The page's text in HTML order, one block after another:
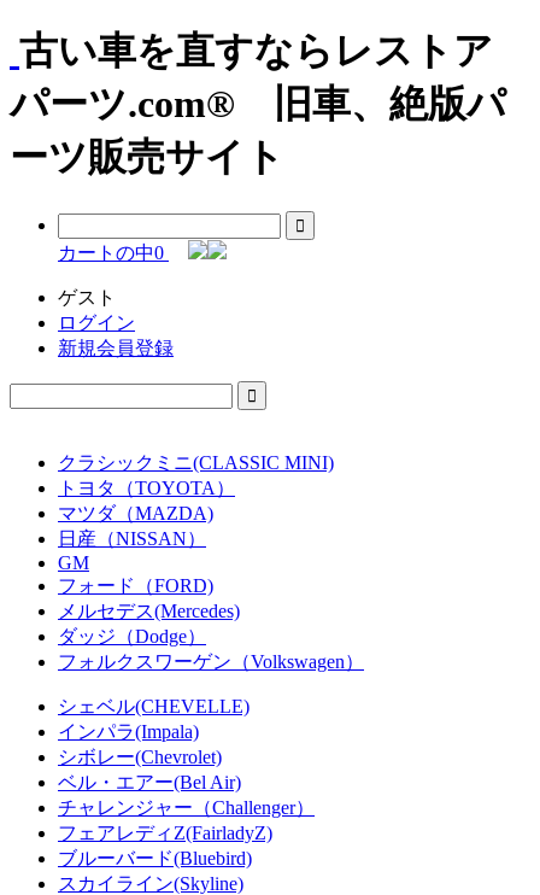
古い車を直すならレストア
パーツ.com® 旧車、絶版パ
ーツ販売サイト
カートの中0
ゲスト
ログイン
新規会員登録
クラシックミニ(CLASSIC MINI)
トヨタ（TOYOTA）
マツダ（MAZDA)
日産（NISSAN）
GM
フォード（FORD)
メルセデス(Mercedes)
ダッジ（Dodge）
フォルクスワーゲン（Volkswagen）
シェベル(CHEVELLE)
インパラ(Impala)
シボレー(Chevrolet)
ベル・エアー(Bel Air)
チャレンジャー（Challenger）
フェアレディZ(FairladyZ)
ブルーバード(Bluebird)
スカイライン(Skyline)